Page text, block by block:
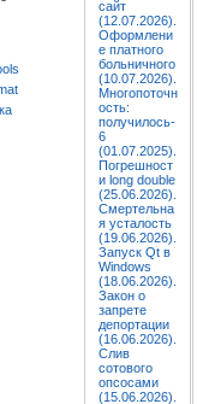
сайт
(12.07.2026).
Оформлени
е платного
больничного
(10.07.2026).
Многопоточн
ость:
получилось-
6
(01.07.2025).
Погрешност
и long double
(25.06.2026).
Смертельна
я усталость
(19.06.2026).
Запуск Qt в
Windows
(18.06.2026).
Закон о
запрете
депортации
(16.06.2026).
Слив
сотового
опсосами
(15.06.2026).